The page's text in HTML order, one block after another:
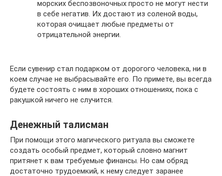
морских беспозвоночных просто не могут нести
в себе негатив. Их достают из соленой воды,
которая очищает любые предметы от
отрицательной энергии.
Если сувенир стал подарком от дорогого человека, ни в
коем случае не выбрасывайте его. По примете, вы всегда
будете состоять с ним в хороших отношениях, пока с
ракушкой ничего не случится.
Денежный талисман
При помощи этого магического ритуала вы сможете
создать особый предмет, который словно магнит
притянет к вам требуемые финансы. Но сам обряд
достаточно трудоемкий, к нему следует заранее